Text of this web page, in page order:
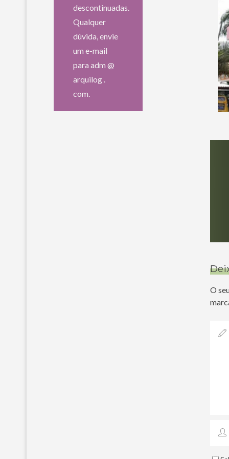
O
descontinuadas.
Qualquer
dúvida, envie
um e-mail
para adm @
arquilog .
com.